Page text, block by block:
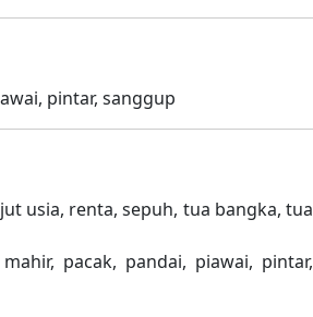
pintar, sanggup
usia, renta, sepuh, tua bangka, tua
pacak, pandai, piawai, pintar,